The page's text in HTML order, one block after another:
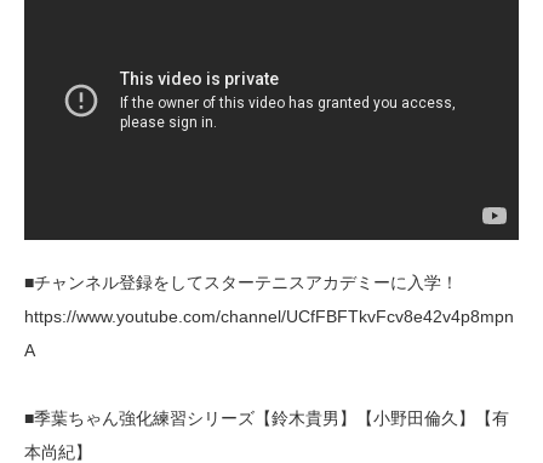
■チャンネル登録をしてスターテニスアカデミーに入学！
https://www.youtube.com/channel/UCfFBFTkvFcv8e42v4p8mpn
A
■季葉ちゃん強化練習シリーズ【鈴木貴男】【小野田倫久】【有
本尚紀】